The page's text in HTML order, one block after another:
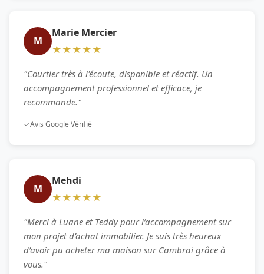
M
Marie Mercier
★★★★★
"Courtier très à l'écoute, disponible et réactif. Un
accompagnement professionnel et efficace, je
recommande."
✓Avis Google Vérifié
M
Mehdi
★★★★★
"Merci à Luane et Teddy pour l’accompagnement sur
mon projet d’achat immobilier. Je suis très heureux
d’avoir pu acheter ma maison sur Cambrai grâce à
vous."